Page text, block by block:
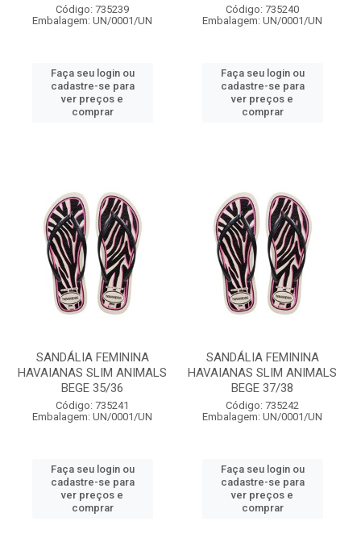
Código: 735239
Embalagem: UN/0001/UN
Faça seu login ou
cadastre-se para
ver preços e
comprar
Código: 735240
Embalagem: UN/0001/UN
Faça seu login ou
cadastre-se para
ver preços e
comprar
SANDÁLIA FEMININA
HAVAIANAS SLIM ANIMALS
BEGE 35/36
Código: 735241
Embalagem: UN/0001/UN
Faça seu login ou
cadastre-se para
ver preços e
comprar
SANDÁLIA FEMININA
HAVAIANAS SLIM ANIMALS
BEGE 37/38
Código: 735242
Embalagem: UN/0001/UN
Faça seu login ou
cadastre-se para
ver preços e
comprar